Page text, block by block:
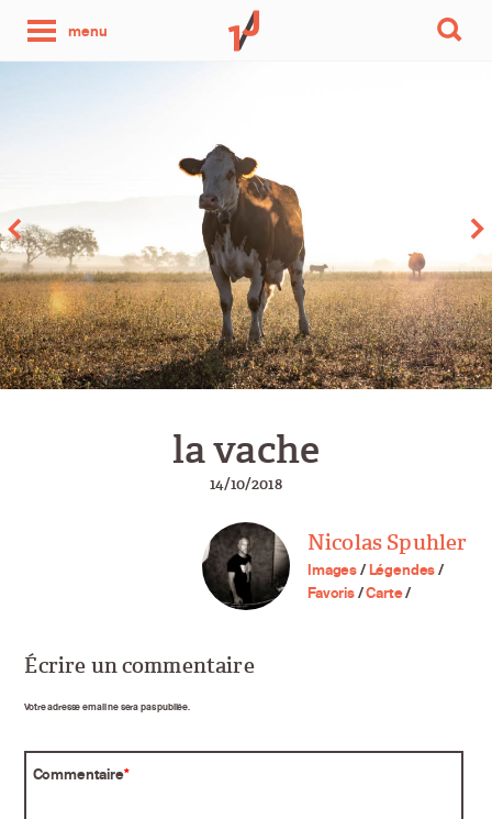
menu
jour
la vache
14/10/2018
Nicolas Spuhler
Images/Légendes/
Favoris/Carte/
Écrire un commentaire
Votre adresse email ne sera pas publiée.
Commentaire*